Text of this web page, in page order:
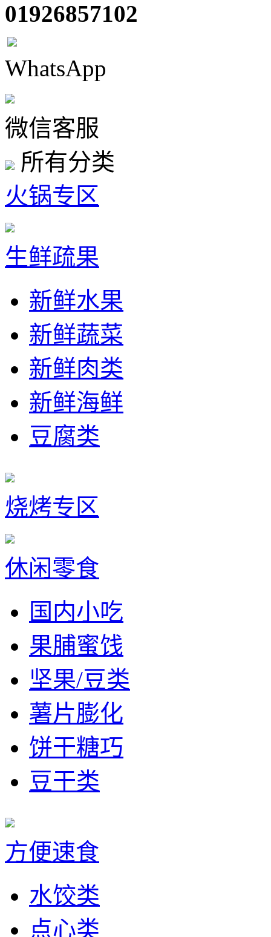
01926857102
WhatsApp
微信客服
所有分类
火锅专区
生鲜疏果
新鲜水果
新鲜蔬菜
新鲜肉类
新鲜海鲜
豆腐类
烧烤专区
休闲零食
国内小吃
果脯蜜饯
坚果/豆类
薯片膨化
饼干糖巧
豆干类
方便速食
水饺类
点心类